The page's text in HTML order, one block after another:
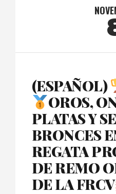
(ESPAÑOL)
OROS,
PLATAS Y
BRONCES
REGATA
DE REMO
DE LA FRCV